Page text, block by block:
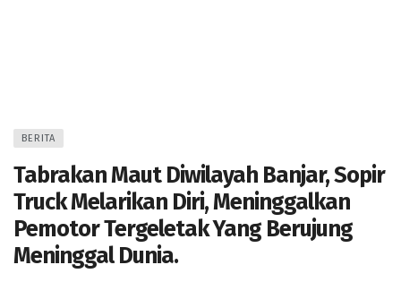
BERITA
Tabrakan Maut Diwilayah Banjar, Sopir
Truck Melarikan Diri, Meninggalkan
Pemotor Tergeletak Yang Berujung
Meninggal Dunia.